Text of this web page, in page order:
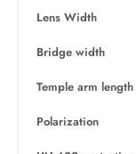
Lens Width
Bridge width
Temple arm length
Polarization